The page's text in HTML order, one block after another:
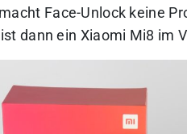
Face-Unlock keine
dann ein Xiaomi Mi8 im